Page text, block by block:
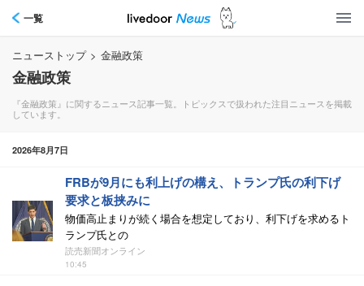
一覧
ニューストップ > 金融政策
金融政策
『金融政策』に関するニュース記事一覧。トピックスで扱われた注目ニュースを掲載
しています。
2026年8月7日
FRBが9月にも利上げの構え、トランプ氏の利下げ
要求と板挟みに
物価高止まりが続く場合を想定しており、利下げを求めるト
ランプ氏との
読売新聞オンライン
10:45